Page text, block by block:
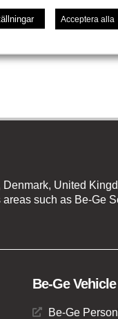
United
such as Be-Ge
Be-Ge
Be-Ge
Acceptera alla